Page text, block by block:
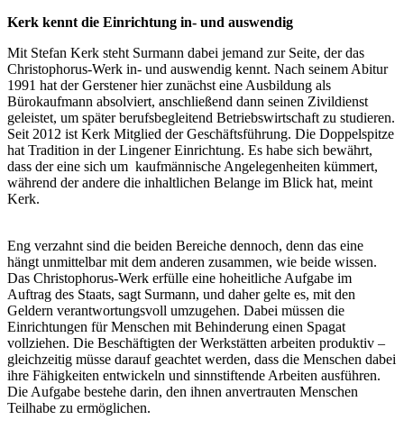
Kerk kennt die Einrichtung in- und auswendig
Mit Stefan Kerk steht Surmann dabei jemand zur Seite, der das
Christophorus-Werk in- und auswendig kennt. Nach seinem Abitur
1991 hat der Gerstener hier zunächst eine Ausbildung als
Bürokaufmann absolviert, anschließend dann seinen Zivildienst
geleistet, um später berufsbegleitend Betriebswirtschaft zu studieren.
Seit 2012 ist Kerk Mitglied der Geschäftsführung. Die Doppelspitze
hat Tradition in der Lingener Einrichtung. Es habe sich bewährt,
dass der eine sich um kaufmännische Angelegenheiten kümmert,
während der andere die inhaltlichen Belange im Blick hat, meint
Kerk.
Eng verzahnt sind die beiden Bereiche dennoch, denn das eine
hängt unmittelbar mit dem anderen zusammen, wie beide wissen.
Das Christophorus-Werk erfülle eine hoheitliche Aufgabe im
Auftrag des Staats, sagt Surmann, und daher gelte es, mit den
Geldern verantwortungsvoll umzugehen. Dabei müssen die
Einrichtungen für Menschen mit Behinderung einen Spagat
vollziehen. Die Beschäftigten der Werkstätten arbeiten produktiv –
gleichzeitig müsse darauf geachtet werden, dass die Menschen dabei
ihre Fähigkeiten entwickeln und sinnstiftende Arbeiten ausführen.
Die Aufgabe bestehe darin, den ihnen anvertrauten Menschen
Teilhabe zu ermöglichen.